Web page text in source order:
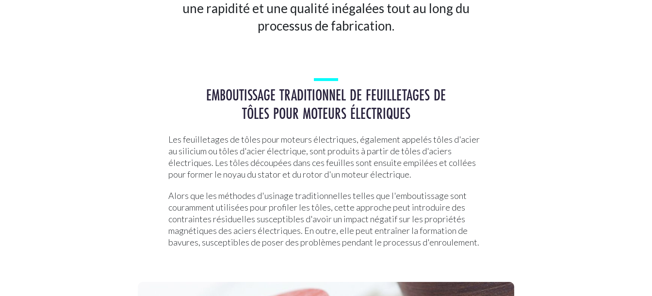
une rapidité et une qualité inégalées tout au long du
processus de fabrication.
EMBOUTISSAGE TRADITIONNEL DE FEUILLETAGES DE
TÔLES POUR MOTEURS ÉLECTRIQUES
Les feuilletages de tôles pour moteurs électriques, également appelés tôles d'acier
au silicium ou tôles d'acier électrique, sont produits à partir de tôles d'aciers
électriques. Les tôles découpées dans ces feuilles sont ensuite empilées et collées
pour former le noyau du stator et du rotor d'un moteur électrique.
Alors que les méthodes d'usinage traditionnelles telles que l'emboutissage sont
couramment utilisées pour profiler les tôles, cette approche peut introduire des
contraintes résiduelles susceptibles d'avoir un impact négatif sur les propriétés
magnétiques des aciers électriques. En outre, elle peut entraîner la formation de
bavures, susceptibles de poser des problèmes pendant le processus d'enroulement.